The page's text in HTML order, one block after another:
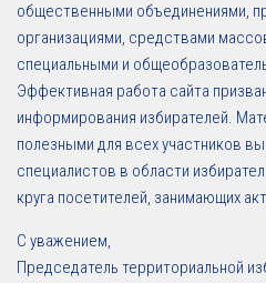
общественными объединениями,
организациями, средствами
специальными и
Эффективная работа сайта
информирования избирателей.
полезными для всех участников
специалистов в области
круга посетителей, занимающих
С уважением,
Председатель территориальной